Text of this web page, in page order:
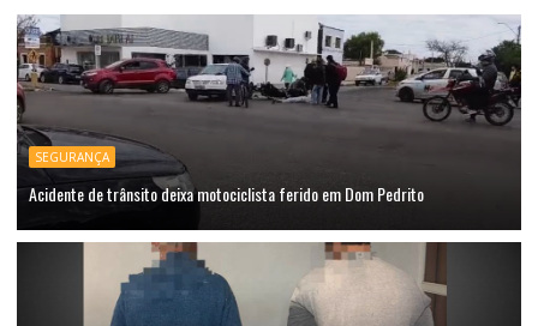
SEGURANÇA
Acidente de trânsito deixa motociclista ferido em Dom Pedrito